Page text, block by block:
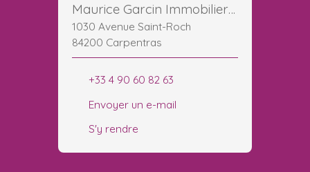
Maurice Garcin Immobilier Carpentras Ventoux
1030 Avenue Saint-Roch
84200 Carpentras
+33 4 90 60 82 63
Envoyer un e-mail
S'y rendre